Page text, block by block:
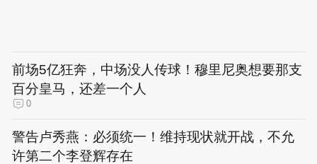
前场5亿狂奔，中场没人传球！穆里尼奥想要那支
百分皇马，还差一个人
0
警告卢秀燕：必须统一！维持现状就开战，不允
许第二个李登辉存在